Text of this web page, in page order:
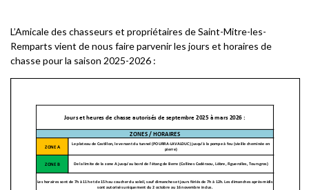
L’Amicale des chasseurs et propriétaires de Saint-Mitre-les-
Remparts vient de nous faire parvenir les jours et horaires de
chasse pour la saison 2025-2026 :